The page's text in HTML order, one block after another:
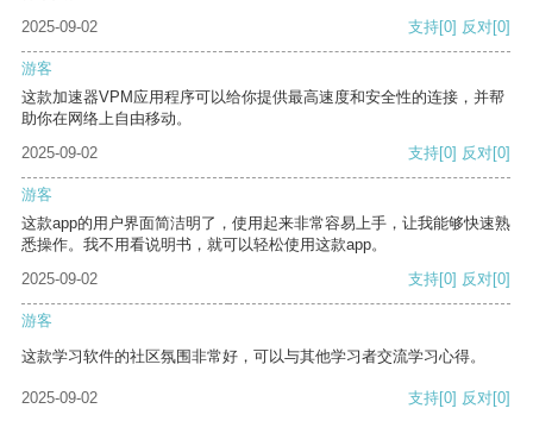
2025-09-02
支持[0] 反对[0]
游客
这款加速器VPM应用程序可以给你提供最高速度和安全性的连接，并帮
助你在网络上自由移动。
2025-09-02
支持[0] 反对[0]
游客
这款app的用户界面简洁明了，使用起来非常容易上手，让我能够快速熟
悉操作。我不用看说明书，就可以轻松使用这款app。
2025-09-02
支持[0] 反对[0]
游客
这款学习软件的社区氛围非常好，可以与其他学习者交流学习心得。
2025-09-02 支持[0] 反对[0]